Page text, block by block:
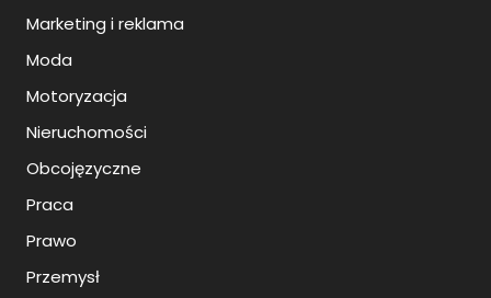
Marketing i reklama
Moda
Motoryzacja
Nieruchomości
Obcojęzyczne
Praca
Prawo
Przemysł